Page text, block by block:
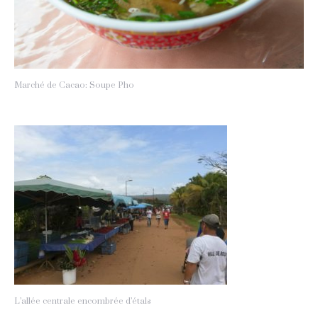
Marché de Cacao: Soupe Pho
L’allée centrale encombrée d’étals